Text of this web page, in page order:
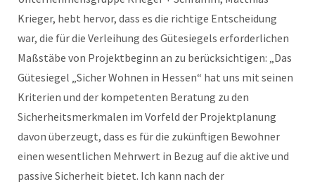
Krieger, hebt hervor, dass es die richtige Entscheidung
war, die für die Verleihung des Gütesiegels erforderlichen
Maßstäbe von Projektbeginn an zu berücksichtigen: „Das
Gütesiegel „Sicher Wohnen in Hessen“ hat uns mit seinen
Kriterien und der kompetenten Beratung zu den
Sicherheitsmerkmalen im Vorfeld der Projektplanung
davon überzeugt, dass es für die zukünftigen Bewohner
einen wesentlichen Mehrwert in Bezug auf die aktive und
passive Sicherheit bietet. Ich kann nach der